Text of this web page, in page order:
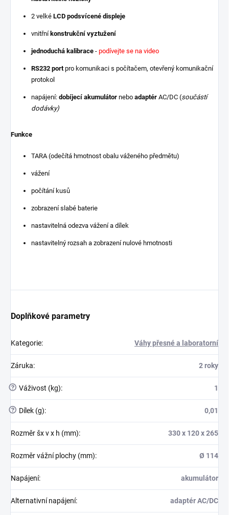
2 velké LCD podsvícené displeje
vnitřníkonstrukční vyztužení
jednoduchá kalibrace - podívejte se na video
RS232 port pro komunikaci s počítačem, otevřený komunikační
protokol
napájení: dobíjecí akumulátor nebo adaptér AC/DC (součástí
dodávky)
Funkce
TARA (odečítá hmotnost obalu váženého předmětu)
vážení
počítání kusů
zobrazení slabé baterie
nastavitelná odezva vážení a dílek
nastavitelný rozsah a zobrazení nulové hmotnosti
Doplňkové parametry
Kategorie: Váhy přesné a laboratorní
Záruka: 2 roky
? Váživost (kg): 1
? Dílek (g): 0,01
Rozměr šx v x h (mm): 330 x 120 x 265
Rozměr vážní plochy (mm): Ø 114
Napájení: akumulátor
Alternativní napájení: adaptér AC/DC